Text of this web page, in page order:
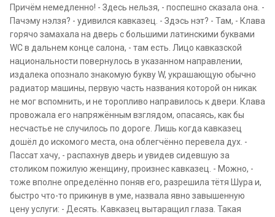
Причём немедленно! - Здесь нельзя, - поспешно сказала она. -
Пачэму нэлзя? - удивился кавказец. - Здэсь нэт? - Там, - Клава
горячо замахала на дверь с большими латинскими буквами
WC в дальнем конце салона, - там есть. Лицо кавказской
национальности повернулось в указанном направлении,
издалека опознало знакомую букву W, украшающую обычно
радиатор машины, первую часть названия которой он никак
не мог вспомнить, и не торопливо направилось к двери. Клава
провожала его напряжённым взглядом, опасаясь, как бы
несчастье не случилось по дороге. Лишь когда кавказец
дошёл до искомого места, она облегчённо перевела дух. -
Пассат хачу, - распахнув дверь и увидев сидевшую за
столиком пожилую женщину, произнес кавказец. - Можно, -
тоже вполне определённо поняв его, разрешила тётя Шура и,
быстро что-то прикинув в уме, назвала явно завышенную
цену услуги: - Десять. Кавказец вытаращил глаза. Такая